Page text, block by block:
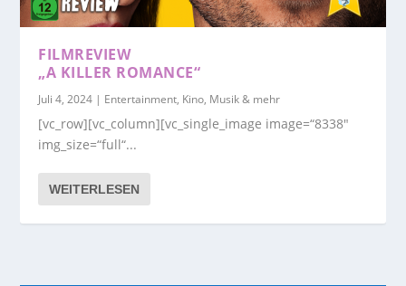
FILMREVIEW
„A KILLER ROMANCE“
Juli 4, 2024 | Entertainment, Kino, Musik & mehr
[vc_row][vc_column][vc_single_image image=“8338″
img_size=“full“...
WEITERLESEN